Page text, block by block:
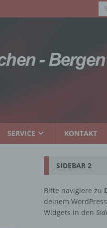
SERVICE KONTAKT
SIDEBAR 2
Bitte navigiere zu
deinem
Widgets in den